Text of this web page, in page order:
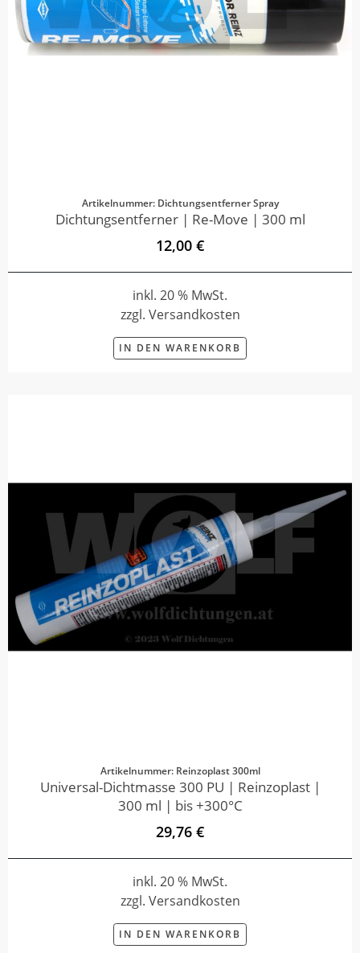
Artikelnummer: Dichtungsentferner Spray
Dichtungsentferner | Re-Move | 300 ml
12,00 €
inkl. 20 % MwSt.
zzgl. Versandkosten
IN DEN WARENKORB
Artikelnummer: Reinzoplast 300ml
Universal-Dichtmasse 300 PU | Reinzoplast |
300 ml | bis +300°C
29,76 €
inkl. 20 % MwSt.
zzgl. Versandkosten
IN DEN WARENKORB